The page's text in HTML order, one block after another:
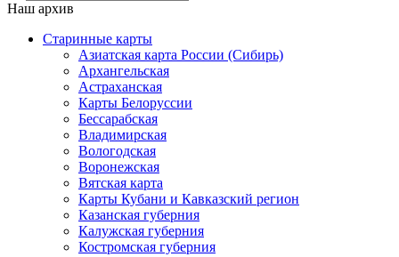
Наш архив
Старинные карты
Азиатская карта России (Сибирь)
Архангельская
Астраханская
Карты Белоруссии
Бессарабская
Владимирская
Вологодская
Воронежская
Вятская карта
Карты Кубани и Кавказский регион
Казанская губерния
Калужская губерния
Костромская губерния